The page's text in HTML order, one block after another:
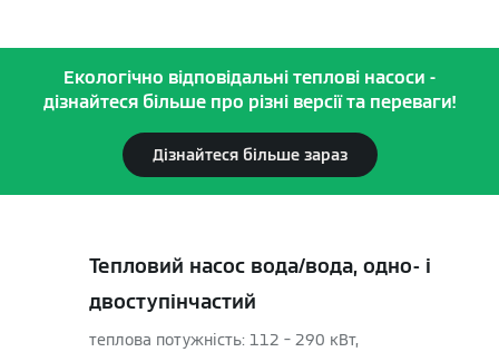
Екологічно відповідальні теплові насоси -
дізнайтеся більше про різні версії та переваги!
Дізнайтеся більше зараз
Тепловий насос вода/вода, одно- і
двоступінчастий
теплова потужність: 112 – 290 кВт,